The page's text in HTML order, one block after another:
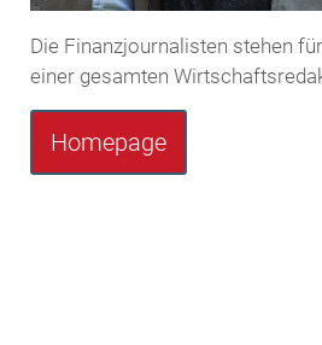
Die Finanzjournalisten stehen
einer gesamten
Homepage